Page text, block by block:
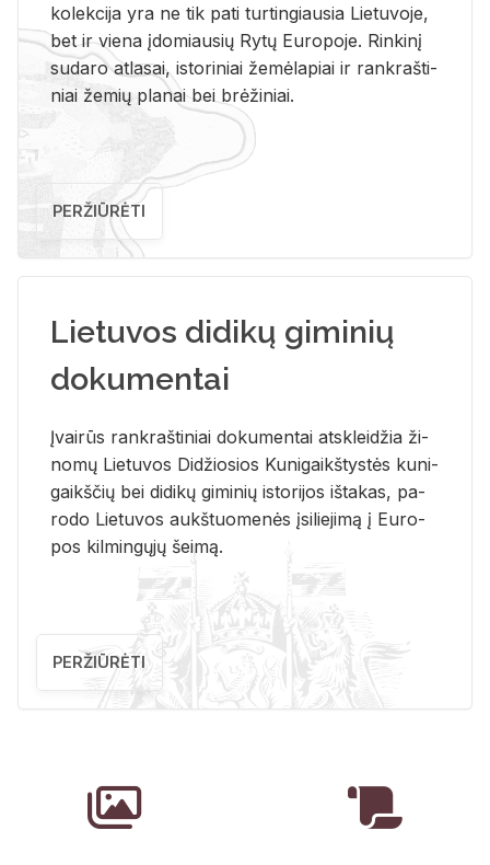
ko­lek­ci­ja yra ne tik pati tur­tin­giau­sia Lie­tu­vo­je,
bet ir vie­na įdo­miau­sių Rytų Eu­ro­po­je. Rin­ki­nį
su­da­ro at­la­sai, is­to­ri­niai že­mė­la­piai ir rank­raš­ti­
niai že­mių pla­nai bei brė­ži­niai.
PERŽIŪRĖTI
Lietuvos didikų giminių
dokumentai
Įvai­rūs rank­raš­ti­niai do­ku­men­tai at­sklei­džia ži­
no­mų Lie­tu­vos Di­džio­sios Ku­ni­gaikš­tys­tės ku­ni­
gaikš­čių bei di­di­kų gi­mi­nių is­to­ri­jos iš­ta­kas, pa­
ro­do Lie­tu­vos aukš­tuo­me­nės įsi­lie­ji­mą į Eu­ro­
pos kil­min­gų­jų šei­mą.
PERŽIŪRĖTI